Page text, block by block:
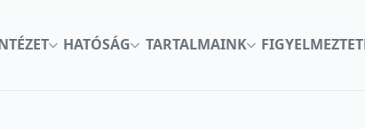
HATÓSÁG TARTALMAINK